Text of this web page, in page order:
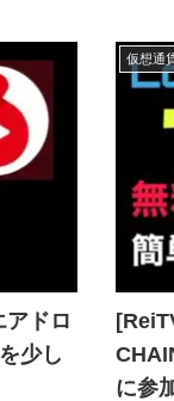
ドロ
少し
仮想通
に参